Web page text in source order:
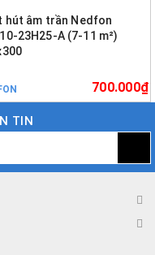
hút âm trần Nedfon
23H25-A (7-11 m²)
700.000₫
TIN